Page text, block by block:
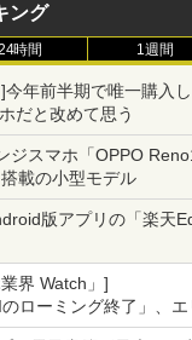
ング
時間 1週間
今年前半期で唯一購入
だと改めて思う
ジスマホ「OPPO
載の小型モデル
版アプリの「楽天
界 Watch」]
ローミング終了」、エ
課題